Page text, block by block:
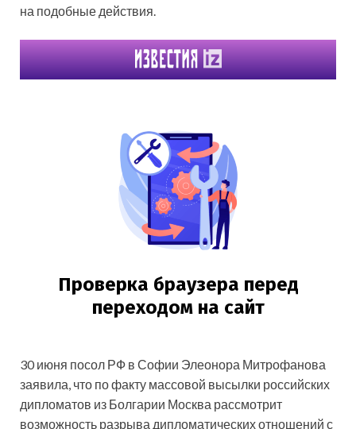
на подобные действия.
30 июня посол РФ в Софии Элеонора Митрофанова
заявила, что по факту массовой высылки российских
дипломатов из Болгарии Москва рассмотрит
возможность разрыва дипломатических отношений с